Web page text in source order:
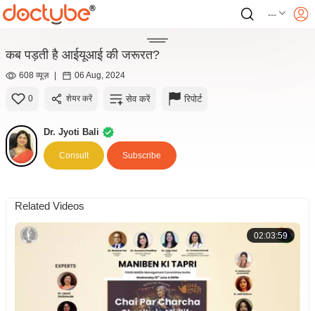
---
कब पड़ती है आईयूआई की जरूरत?
608 व्यूज़ | 06 Aug, 2024
0 शेयर करें सेव करें रिपोर्ट
Dr. Jyoti Bali
Consult Subscribe
Related Videos
02:03:59